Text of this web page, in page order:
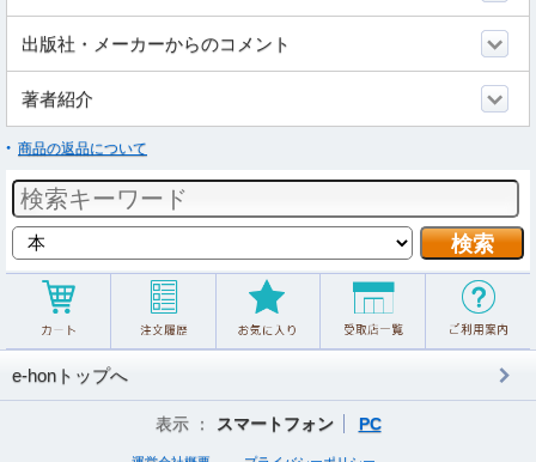
出版社・メーカーからのコメント
著者紹介
商品の返品について
e-honトップへ
表示 ： スマートフォン PC